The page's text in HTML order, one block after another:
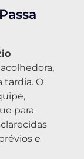
tardia. O
para
e